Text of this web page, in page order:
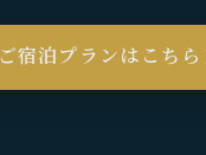
ご宿泊プランはこちら